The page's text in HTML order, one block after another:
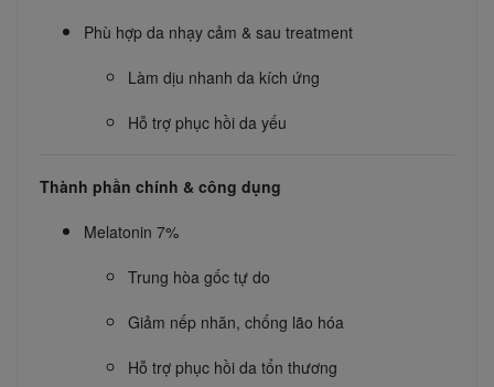
Phù hợp da nhạy cảm & sau treatment
Làm dịu nhanh da kích ứng
Hỗ trợ phục hồi da yếu
Thành phần chính & công dụng
Melatonin 7%
Trung hòa gốc tự do
Giảm nếp nhăn, chống lão hóa
Hỗ trợ phục hồi da tổn thương